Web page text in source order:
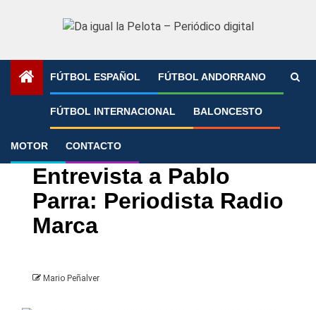
FÚTBOL ESPAÑOL FÚTBOL ANDORRANO
FÚTBOL INTERNACIONAL BALONCESTO
MOTOR CONTACTO
»
Entrevistas Fútbol español
Entrevista a Pablo
Parra: Periodista Radio
Marca
Mario Peñalver